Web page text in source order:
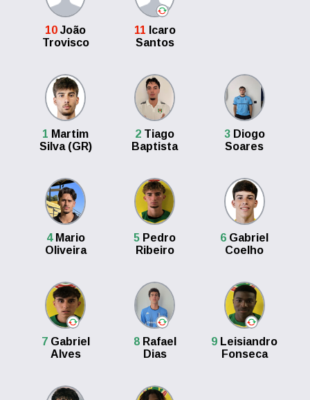
10 João
Trovisco
11 Icaro
Santos
1 Martim
Silva (GR)
2 Tiago
Baptista
3Diogo
Soares
4Mario
Oliveira
5 Pedro
Ribeiro
6 Gabriel
Coelho
7Gabriel
Alves
8Rafael
Dias
9 Leisiandro
Fonseca